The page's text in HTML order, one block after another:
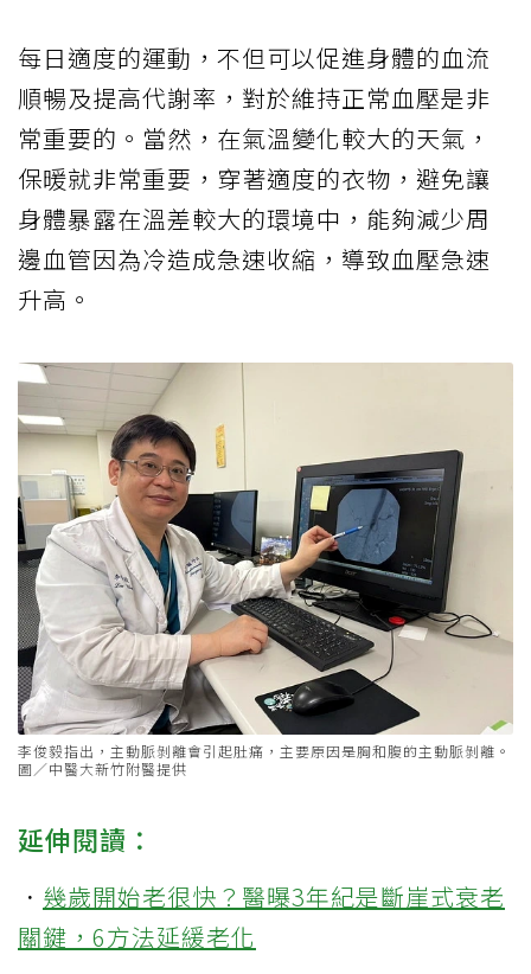
每日適度的運動，不但可以促進身體的血流
順暢及提高代謝率，對於維持正常血壓是非
常重要的。當然，在氣溫變化較大的天氣，
保暖就非常重要，穿著適度的衣物，避免讓
身體暴露在溫差較大的環境中，能夠減少周
邊血管因為冷造成急速收縮，導致血壓急速
升高。
李俊毅指出，主動脈剝離會引起肚痛，主要原因是胸和腹的主動脈剝離。
圖／中醫大新竹附醫提供
延伸閱讀：
． 幾歲開始老很快？醫曝3年紀是斷崖式衰老
關鍵，6方法延緩老化